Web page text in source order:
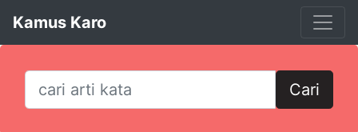
Kamus Karo
Cari